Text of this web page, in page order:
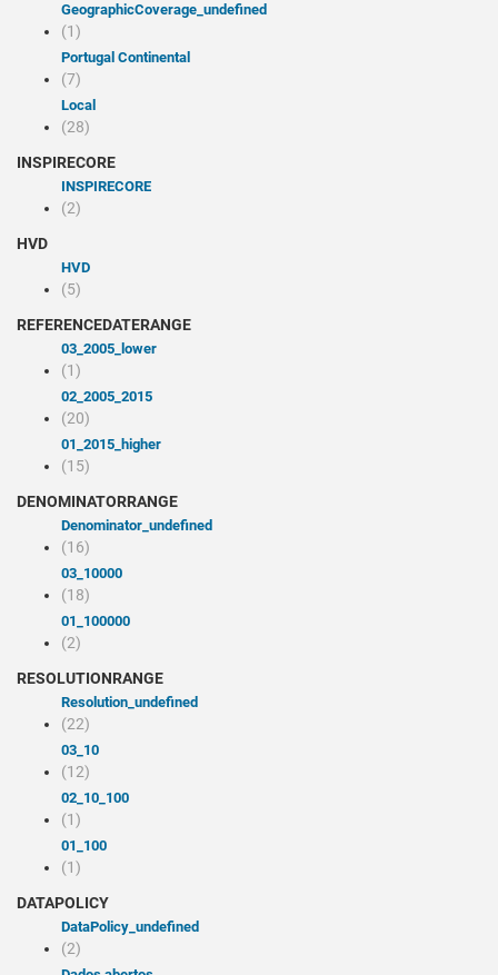
geographicCoverage_undefined
(1)
Portugal Continental
(7)
Local
(28)
INSPIRECORE
INSPIRECORE
(2)
HVD
HVD
(5)
REFERENCEDATERANGE
03_2005_lower
(1)
02_2005_2015
(20)
01_2015_higher
(15)
DENOMINATORRANGE
denominator_undefined
(16)
03_10000
(18)
01_100000
(2)
RESOLUTIONRANGE
resolution_undefined
(22)
03_10
(12)
02_10_100
(1)
01_100
(1)
DATAPOLICY
dataPolicy_undefined
(2)